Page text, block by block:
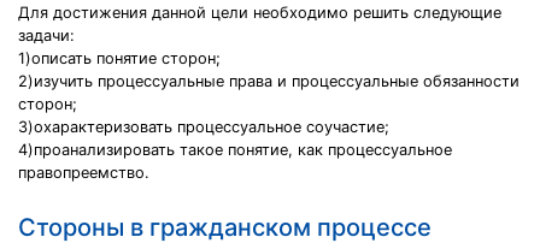
Для достижения данной цели необходимо решить следующие
задачи:
1)описать понятие сторон;
2)изучить процессуальные права и процессуальные обязанности
сторон;
3)охарактеризовать процессуальное соучастие;
4)проанализировать такое понятие, как процессуальное
правопреемство.
Стороны в гражданском процессе